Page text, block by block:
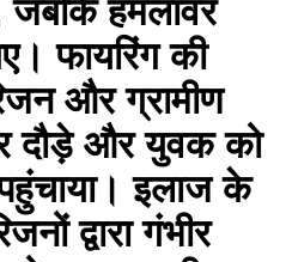
जबकि हमलावर
फायरिंग की
और ग्रामीण
दौड़े और युवक को
इलाज के
द्वारा गंभीर